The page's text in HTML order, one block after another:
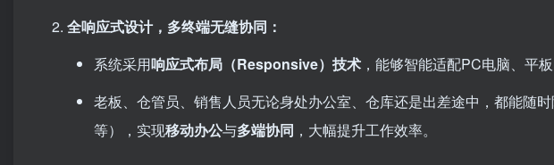
全响应式设计，多终端无缝协同：​
系统采用响应式布局（Responsive）技术 ，能够智能适配PC电脑、平
老板、仓管员、销售人员无论身处办公室、仓库还是出差途中，都能随
等），实现移动办公与多端协同 ，大幅提升工作效率。